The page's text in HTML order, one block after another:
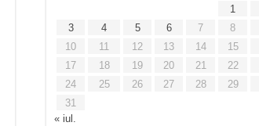
1
3
4 5 6 7 8
10
11 12 13 14 15
17
18 19 20 21 22
24
25 26 27 28 29
31
« iul.